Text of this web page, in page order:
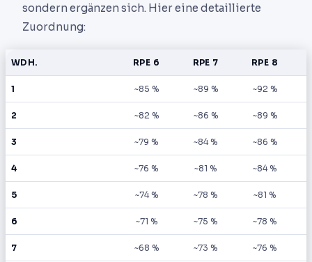
sondern ergänzen sich. Hier eine detaillierte
Zuordnung:
WDH. RPE 6 RPE 7 RPE 8
1 ~85 % ~89 % ~92 %
2 ~82 % ~86 % ~89 %
3 ~79 % ~84 % ~86 %
4 ~76 % ~81 % ~84 %
5 ~74 % ~78 % ~81 %
6 ~71 % ~75 % ~78 %
7 ~68 % ~73 % ~76 %